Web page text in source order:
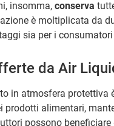
insomma, conserva
è moltiplicata da
sia per i
da Air
in atmosfera protettiva
prodotti alimentari,
possono